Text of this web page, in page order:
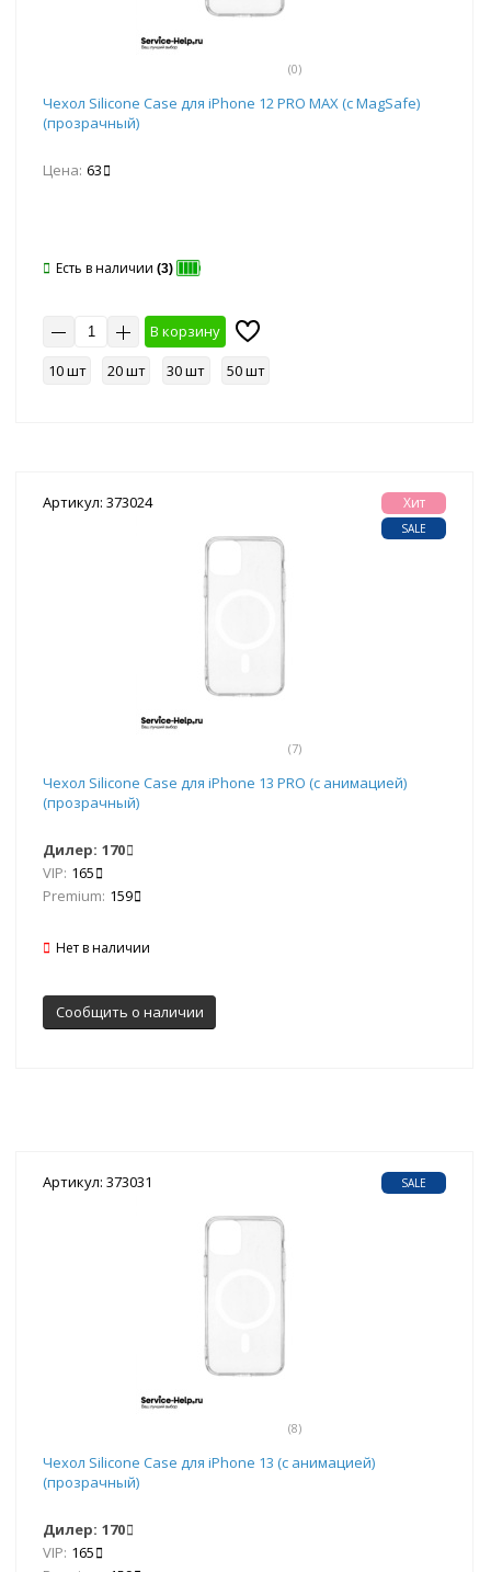
(0)
Чехол Silicone Case для iPhone 12 PRO MAX (с MagSafe)
(прозрачный)
Цена: 63
Есть в наличии (3)
В корзину
10 шт
20 шт 30 шт 50 шт
Артикул: 373024
(7)
Хит
SALE
Чехол Silicone Case для iPhone 13 PRO (с анимацией)
(прозрачный)
Дилер: 170
VIP: 165
Premium: 159
Нет в наличии
Сообщить о наличии
Артикул: 373031
(8)
SALE
Чехол Silicone Case для iPhone 13 (с анимацией)
(прозрачный)
Дилер: 170
VIP: 165